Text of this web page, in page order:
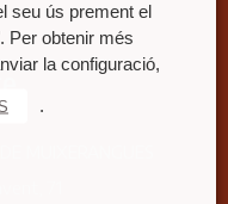
71
seu ús prement el
Per obtenir més
la configuració,
.